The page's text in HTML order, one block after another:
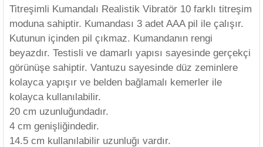
Titreşimli Kumandalı Realistik Vibratör 10 farklı titreşim
moduna sahiptir. Kumandası 3 adet AAA pil ile çalışır.
Kutunun içinden pil çıkmaz. Kumandanın rengi
beyazdır. Testisli ve damarlı yapısı sayesinde gerçekçi
görünüşe sahiptir. Vantuzu sayesinde düz zeminlere
kolayca yapışır ve belden bağlamalı kemerler ile
kolayca kullanılabilir.
20 cm uzunluğundadır.
4 cm genişliğindedir.
14.5 cm kullanılabilir uzunluğı vardır.